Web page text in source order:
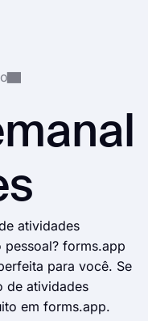
atividades
pessoal? forms.app
para você. Se
de atividades
em forms.app.